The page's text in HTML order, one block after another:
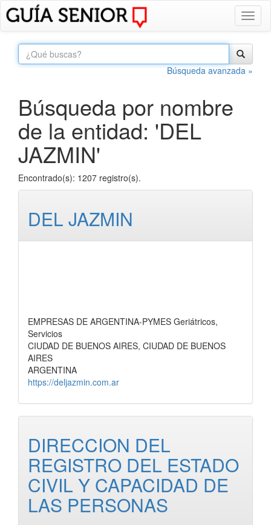
Búsqueda avanzada »
Búsqueda por nombre
de la entidad: 'DEL
JAZMIN'
Encontrado(s): 1207 registro(s).
DEL JAZMIN
EMPRESAS DE ARGENTINA-PYMES Geriátricos,
Servicios
CIUDAD DE BUENOS AIRES, CIUDAD DE BUENOS
AIRES
ARGENTINA
https://deljazmin.com.ar
DIRECCION DEL
REGISTRO DEL ESTADO
CIVIL Y CAPACIDAD DE
LAS PERSONAS